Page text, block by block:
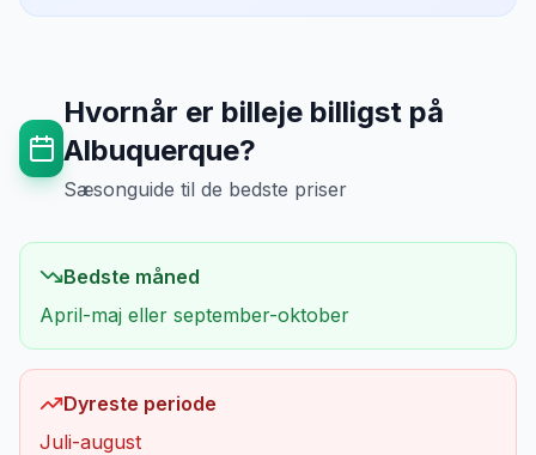
Hvornår er billeje billigst på
Albuquerque?
Sæsonguide til de bedste priser
Bedste måned
April-maj eller september-oktober
Dyreste periode
Juli-august